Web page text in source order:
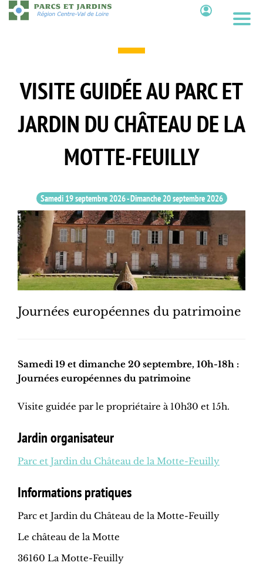
Aller
au
VISITE GUIDÉE AU PARC ET
JARDIN DU CHÂTEAU DE LA
MOTTE-FEUILLY
Samedi 19 septembre 2026-Dimanche 20 septembre 2026
Journées européennes du patrimoine
Samedi 19 et dimanche 20 septembre, 10h-18h :
Journées européennes du patrimoine
Visite guidée par le propriétaire à 10h30 et 15h.
Jardin organisateur
Parc et Jardin du Château de la Motte-Feuilly
Informations pratiques
Parc et Jardin du Château de la Motte-Feuilly
Le château de la Motte
36160 La Motte-Feuilly